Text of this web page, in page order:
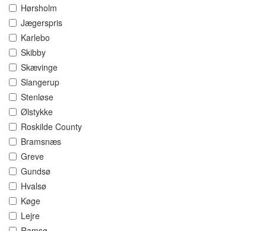
Hørsholm
Jægerspris
Karlebo
Skibby
Skævinge
Slangerup
Stenløse
Ølstykke
Roskilde County
Bramsnæs
Greve
Gundsø
Hvalsø
Køge
Lejre